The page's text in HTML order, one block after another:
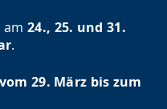
am 24., 25. und 31.
.
vom 29. März bis zum